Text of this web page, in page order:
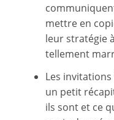
mettre en
leur stratégie
tellement
Les invitations
un petit
ils sont et ce